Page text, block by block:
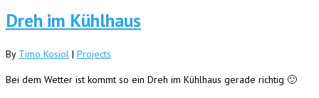
Dreh im Kühlhaus
By Timo Kosiol | Projects
Bei dem Wetter ist kommt so ein Dreh im Kühlhaus gerade richtig 🙂